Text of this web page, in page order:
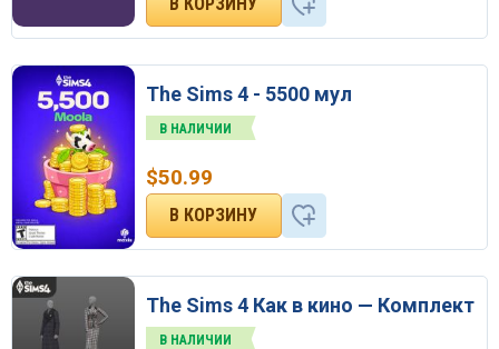
The Sims 4 - 5500 мул
В НАЛИЧИИ
$50.99
The Sims 4 Как в кино — Комплект
В НАЛИЧИИ